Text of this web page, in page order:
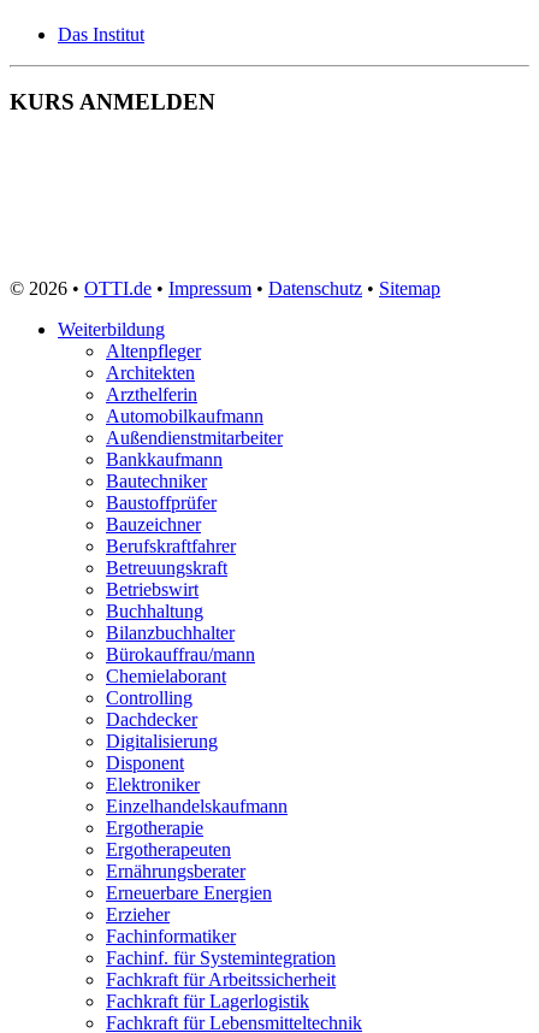
Das Institut
KURS ANMELDEN
© 2026 • OTTI.de • Impressum • Datenschutz • Sitemap
Weiterbildung
Altenpfleger
Architekten
Arzthelferin
Automobilkaufmann
Außendienstmitarbeiter
Bankkaufmann
Bautechniker
Baustoffprüfer
Bauzeichner
Berufskraftfahrer
Betreuungskraft
Betriebswirt
Buchhaltung
Bilanzbuchhalter
Bürokauffrau/mann
Chemielaborant
Controlling
Dachdecker
Digitalisierung
Disponent
Elektroniker
Einzelhandelskaufmann
Ergotherapie
Ergotherapeuten
Ernährungsberater
Erneuerbare Energien
Erzieher
Fachinformatiker
Fachinf. für Systemintegration
Fachkraft für Arbeitssicherheit
Fachkraft für Lagerlogistik
Fachkraft für Lebensmitteltechnik